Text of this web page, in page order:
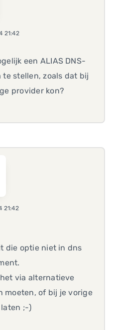
21:42
een ALIAS DNS-
te stellen, zoals dat bij
provider kon?
21:42
die optie niet in dns
via alternatieve
moeten, of bij je vorige
;-)